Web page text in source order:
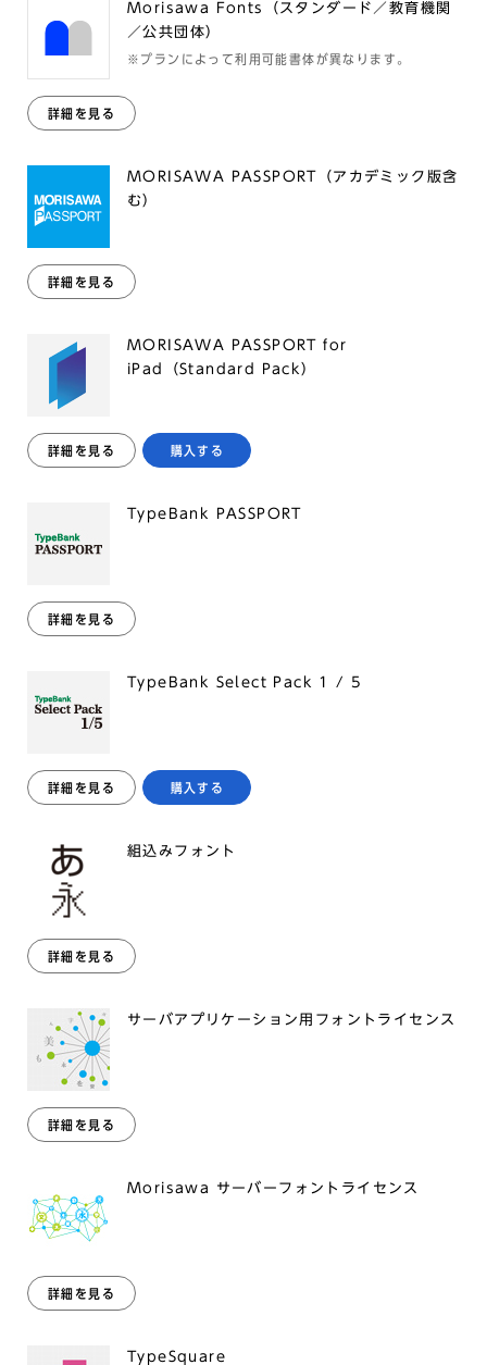
Morisawa Fonts（スタンダード／教育機関
／公共団体）
※プランによって利用可能書体が異なります。
詳細を見る
MORISAWA PASSPORT（アカデミック版含
む）
詳細を見る
MORISAWA PASSPORT for
iPad（Standard Pack）
詳細を見る 購入する
TypeBank PASSPORT
詳細を見る
TypeBank Select Pack 1 / 5
詳細を見る 購入する
組込みフォント
詳細を見る
サーバアプリケーション用フォントライセンス
詳細を見る
Morisawa サーバーフォントライセンス
詳細を見る
TypeSquare